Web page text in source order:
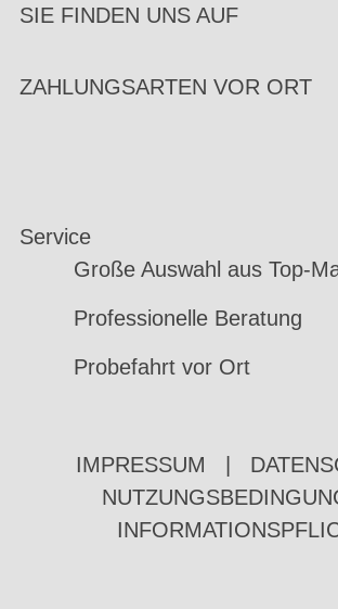
SIE FINDEN UNS AUF
ZAHLUNGSARTEN VOR ORT
Service
Große Auswahl aus Top-
Professionelle Beratung
Probefahrt vor Ort
IMPRESSUM